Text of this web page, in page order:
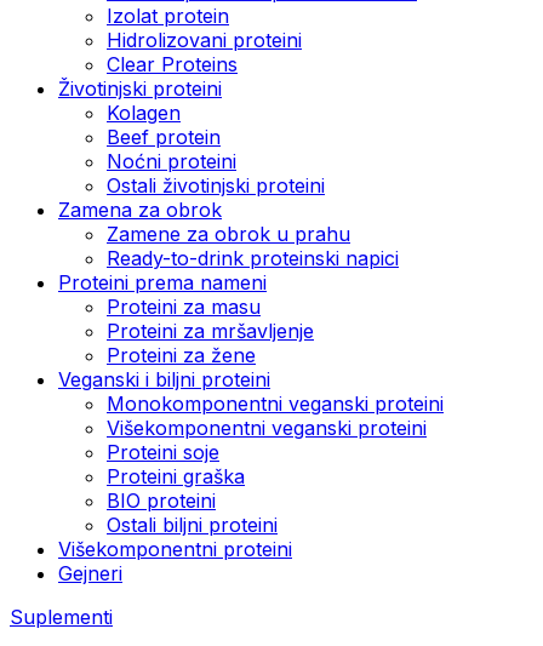
Izolat protein
Hidrolizovani proteini
Clear Proteins
Životinjski proteini
Kolagen
Beef protein
Noćni proteini
Ostali životinjski proteini
Zamena za obrok
Zamene za obrok u prahu
Ready-to-drink proteinski napici
Proteini prema nameni
Proteini za masu
Proteini za mršavljenje
Proteini za žene
Veganski i biljni proteini
Monokomponentni veganski proteini
Višekomponentni veganski proteini
Proteini soje
Proteini graška
BIO proteini
Ostali biljni proteini
Višekomponentni proteini
Gejneri
Suplementi